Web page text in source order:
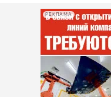
РЕКЛАМА